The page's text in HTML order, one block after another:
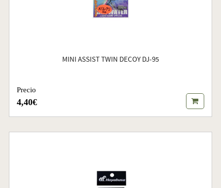
MINI ASSIST TWIN DECOY DJ-95
Precio
4,40€